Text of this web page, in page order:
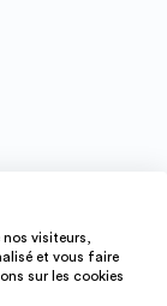
visiteurs,
et vous faire
sur les cookies